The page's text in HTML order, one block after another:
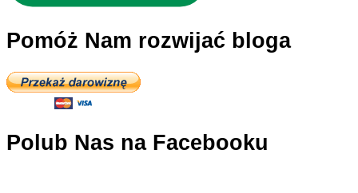
Pomóż Nam rozwijać bloga
Polub Nas na Facebooku